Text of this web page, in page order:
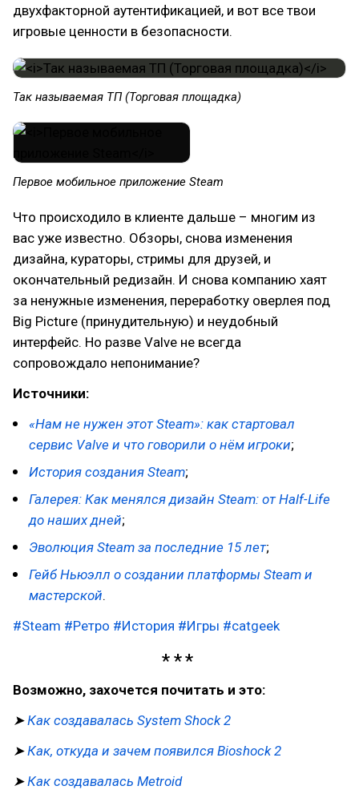
двухфакторной аутентификацией, и вот все твои
игровые ценности в безопасности.
Так называемая ТП (Торговая площадка)
Первое мобильное приложение Steam
Что происходило в клиенте дальше – многим из
вас уже известно. Обзоры, снова изменения
дизайна, кураторы, стримы для друзей, и
окончательный редизайн. И снова компанию хаят
за ненужные изменения, переработку оверлея под
Big Picture (принудительную) и неудобный
интерфейс. Но разве Valve не всегда
сопровождало непонимание?
Источники:
«Нам не нужен этот Steam»: как стартовал
сервис Valve и что говорили о нём игроки;
История создания Steam;
Галерея: Как менялся дизайн Steam: от Half-Life
до наших дней;
Эволюция Steam за последние 15 лет;
Гейб Ньюэлл о создании платформы Steam и
мастерской.
#Steam #Ретро #История #Игры #catgeek
Возможно, захочется почитать и это:
➤ Как создавалась System Shock 2
➤ Как, откуда и зачем появился Bioshock 2
➤ Как создавалась Metroid